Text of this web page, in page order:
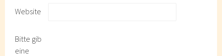
Website
Bitte gib
eine